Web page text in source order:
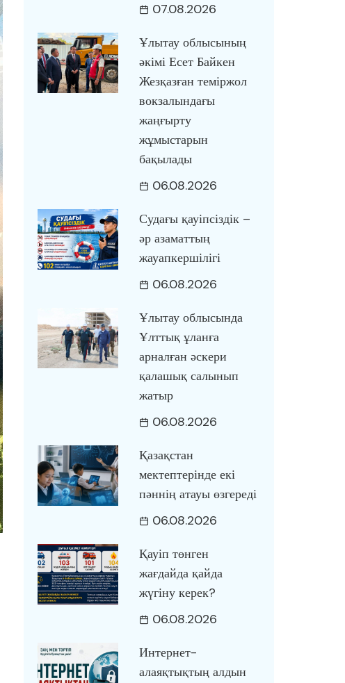
07.08.2026
Ұлытау облысының
әкімі Есет Байкен
Жезқазған теміржол
вокзалындағы
жаңғырту
жұмыстарын
бақылады
06.08.2026
Судағы қауіпсіздік –
әр азаматтың
жауапкершілігі
06.08.2026
Ұлытау облысында
Ұлттық ұланға
арналған әскери
қалашық салынып
жатыр
06.08.2026
Қазақстан
мектептерінде екі
пәннің атауы өзгереді
06.08.2026
Қауіп төнген
жағдайда қайда
жүгіну керек?
06.08.2026
Интернет-
алаяқтықтың алдын